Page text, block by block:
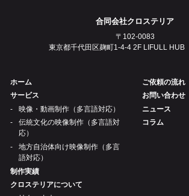
合同会社クロステリア
〒102-0083
東京都千代田区麹町1-4-4 2F LIFULL HUB
ホーム
サービス
映像・動画制作（多言語対応）
伝統文化の映像制作（多言語対
応）
地方自治体向け映像制作（多言
語対応）
制作実績
クロステリアについて
ご依頼の流れ
お問い合わせ
ニュース
コラム